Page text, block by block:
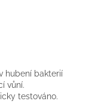
hubení bakterií
vůní.
testováno.